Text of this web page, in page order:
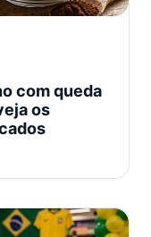
com queda
os